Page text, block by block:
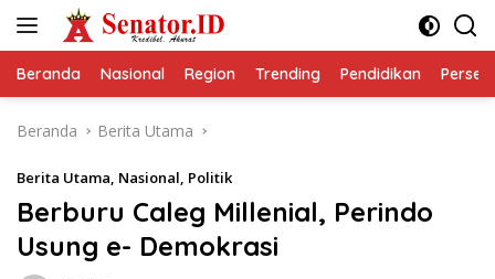
Beranda Nasional Region Trending Pendidikan
Beranda Berita Utama
Berita Utama, Nasional, Politik
Berburu Caleg Millenial, Perindo
Usung e- Demokrasi